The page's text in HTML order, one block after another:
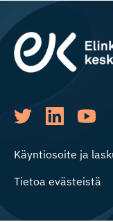
Käyntiosoite ja
Tietoa evästeistä